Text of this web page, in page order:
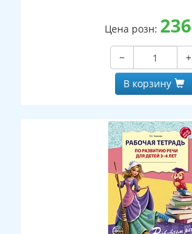
Цена розн: 236
−
+
В корзину